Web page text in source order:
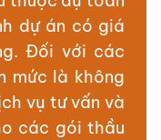
dự án có giá
Đối với các
mức là không
vụ tư vấn và
các gói thầu